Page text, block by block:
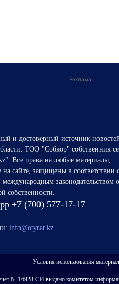
Реклама
и достоверный источник
ТОО "Собкор" собственник
Все права на любые материалы,
на сайте, защищены в соответствии
международным законодательством
собственности.
+7 (700) 577-17-17
info@otyrar.kz
Условия использования
№ 16928-СИ выдано комитетом